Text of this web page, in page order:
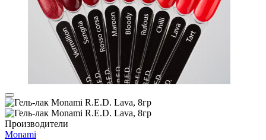
Производители
Monami